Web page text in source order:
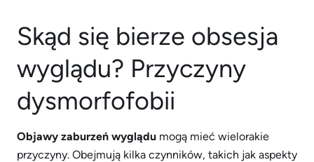
Skąd się bierze obsesja
wyglądu? Przyczyny
dysmorfofobii
Objawy zaburzeń wyglądu mogą mieć wielorakie
przyczyny. Obejmują kilka czynników, takich jak aspekty